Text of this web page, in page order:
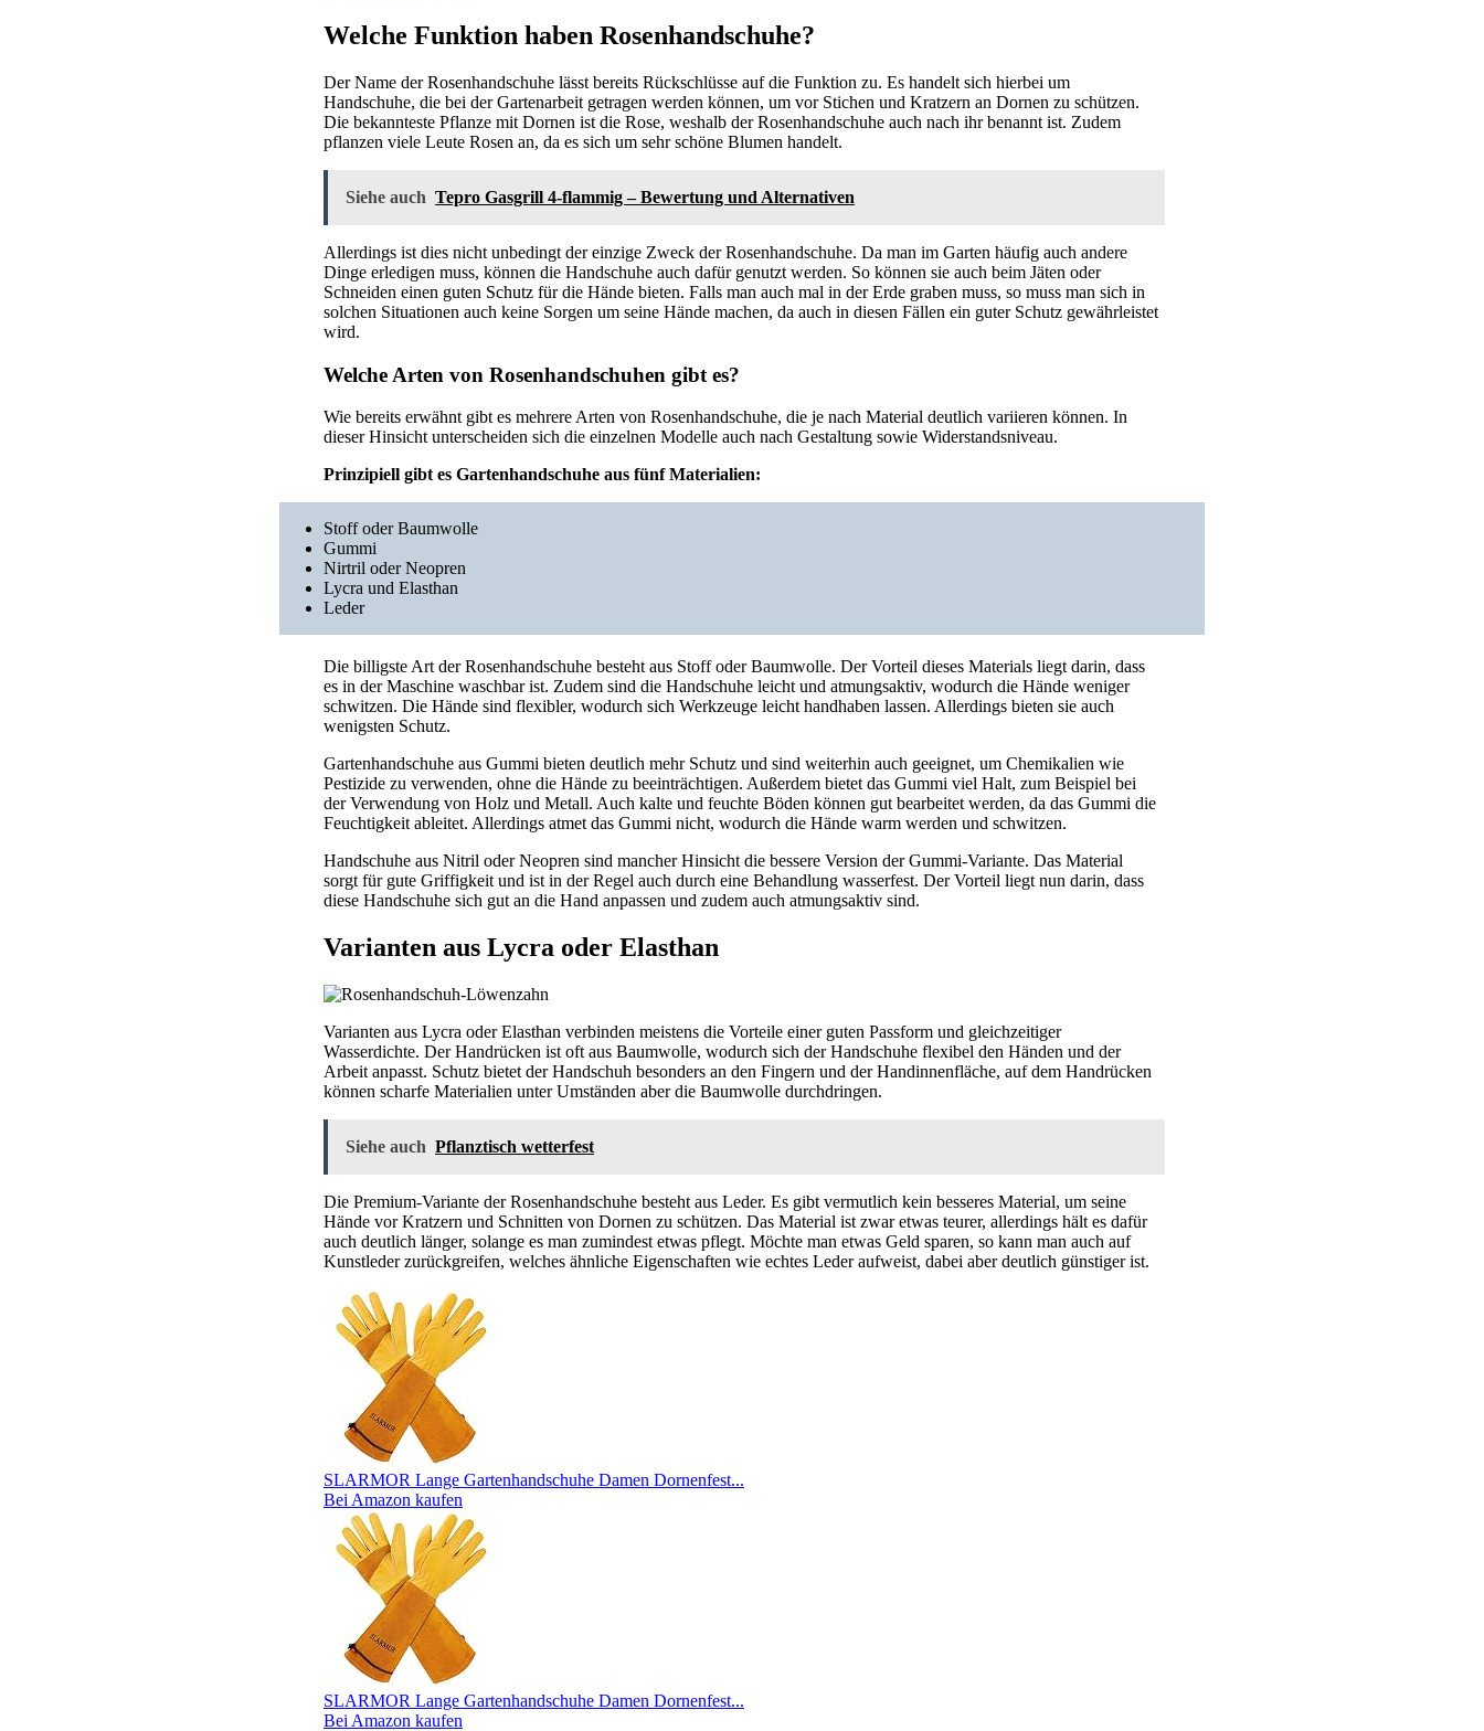
Welche Funktion haben Rosenhandschuhe?
Der Name der Rosenhandschuhe lässt bereits Rückschlüsse auf die Funktion zu. Es handelt sich hierbei um
Handschuhe, die bei der Gartenarbeit getragen werden können, um vor Stichen und Kratzern an Dornen zu schützen.
Die bekannteste Pflanze mit Dornen ist die Rose, weshalb der Rosenhandschuhe auch nach ihr benannt ist. Zudem
pflanzen viele Leute Rosen an, da es sich um sehr schöne Blumen handelt.
Siehe auch Tepro Gasgrill 4-flammig – Bewertung und Alternativen
Allerdings ist dies nicht unbedingt der einzige Zweck der Rosenhandschuhe. Da man im Garten häufig auch andere
Dinge erledigen muss, können die Handschuhe auch dafür genutzt werden. So können sie auch beim Jäten oder
Schneiden einen guten Schutz für die Hände bieten. Falls man auch mal in der Erde graben muss, so muss man sich in
solchen Situationen auch keine Sorgen um seine Hände machen, da auch in diesen Fällen ein guter Schutz gewährleistet
wird.
Welche Arten von Rosenhandschuhen gibt es?
Wie bereits erwähnt gibt es mehrere Arten von Rosenhandschuhe, die je nach Material deutlich variieren können. In
dieser Hinsicht unterscheiden sich die einzelnen Modelle auch nach Gestaltung sowie Widerstandsniveau.
Prinzipiell gibt es Gartenhandschuhe aus fünf Materialien:
Stoff oder Baumwolle
Gummi
Nirtril oder Neopren
Lycra und Elasthan
Leder
Die billigste Art der Rosenhandschuhe besteht aus Stoff oder Baumwolle. Der Vorteil dieses Materials liegt darin, dass
es in der Maschine waschbar ist. Zudem sind die Handschuhe leicht und atmungsaktiv, wodurch die Hände weniger
schwitzen. Die Hände sind flexibler, wodurch sich Werkzeuge leicht handhaben lassen. Allerdings bieten sie auch
wenigsten Schutz.
Gartenhandschuhe aus Gummi bieten deutlich mehr Schutz und sind weiterhin auch geeignet, um Chemikalien wie
Pestizide zu verwenden, ohne die Hände zu beeinträchtigen. Außerdem bietet das Gummi viel Halt, zum Beispiel bei
der Verwendung von Holz und Metall. Auch kalte und feuchte Böden können gut bearbeitet werden, da das Gummi die
Feuchtigkeit ableitet. Allerdings atmet das Gummi nicht, wodurch die Hände warm werden und schwitzen.
Handschuhe aus Nitril oder Neopren sind mancher Hinsicht die bessere Version der Gummi-Variante. Das Material
sorgt für gute Griffigkeit und ist in der Regel auch durch eine Behandlung wasserfest. Der Vorteil liegt nun darin, dass
diese Handschuhe sich gut an die Hand anpassen und zudem auch atmungsaktiv sind.
Varianten aus Lycra oder Elasthan
Varianten aus Lycra oder Elasthan verbinden meistens die Vorteile einer guten Passform und gleichzeitiger
Wasserdichte. Der Handrücken ist oft aus Baumwolle, wodurch sich der Handschuhe flexibel den Händen und der
Arbeit anpasst. Schutz bietet der Handschuh besonders an den Fingern und der Handinnenfläche, auf dem Handrücken
können scharfe Materialien unter Umständen aber die Baumwolle durchdringen.
Siehe auch Pflanztisch wetterfest
Die Premium-Variante der Rosenhandschuhe besteht aus Leder. Es gibt vermutlich kein besseres Material, um seine
Hände vor Kratzern und Schnitten von Dornen zu schützen. Das Material ist zwar etwas teurer, allerdings hält es dafür
auch deutlich länger, solange es man zumindest etwas pflegt. Möchte man etwas Geld sparen, so kann man auch auf
Kunstleder zurückgreifen, welches ähnliche Eigenschaften wie echtes Leder aufweist, dabei aber deutlich günstiger ist.
SLARMOR Lange Gartenhandschuhe Damen Dornenfest...
Bei Amazon kaufen
SLARMOR Lange Gartenhandschuhe Damen Dornenfest...
Bei Amazon kaufen